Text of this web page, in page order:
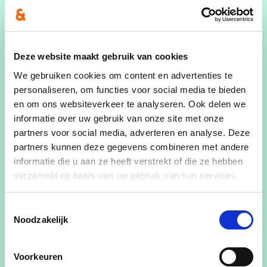
Deze website maakt gebruik van cookies
We gebruiken cookies om content en advertenties te
personaliseren, om functies voor social media te bieden
en om ons websiteverkeer te analyseren. Ook delen we
informatie over uw gebruik van onze site met onze
partners voor social media, adverteren en analyse. Deze
partners kunnen deze gegevens combineren met andere
informatie die u aan ze heeft verstrekt of die ze hebben
verzameld op basis van uw gebruik van hun services.
Noodzakelijk
Voorkeuren
Samuel Billens volledig rond PAJOTTEGEM
PAJOTTENLAND+ – Inspiratie en
samenwerking rond LEADER-projecten
Jaarmarkt GOOIK – Traditie, handel en feest
sinds 1949
PAJOTTEGEM steunt werkzoekenden –
Jobbeurs als opstap naar nieuwe kansen
Sportieve samenhorigheid tijdens 47ste
HERNSE interscholenloop
GALMAARDEN – Vooruitgang restauratie
torenspits gestart